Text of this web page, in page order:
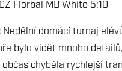
Florbal MB White 5:10
Nedělní domácí turnaj
bylo vidět mnoho
chyběla rychlejší